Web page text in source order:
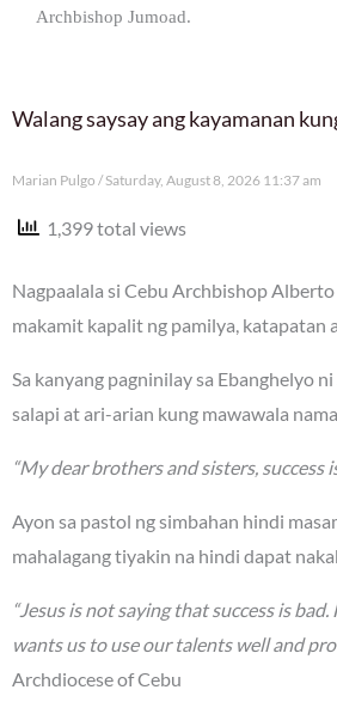
Archbishop Jumoad.
Walang saysay ang kayamanan
Marian Pulgo Saturday, August 8, 2026 11:37 am
1,399 total views
Nagpaalala si Cebu Archbishop
makamit kapalit ng pamilya, katapatan
Sa kanyang pagninilay sa Ebanghelyo
salapi at ari-arian kung mawawala
“My dear brothers and sisters,
Ayon sa pastol ng simbahan hindi
mahalagang tiyakin na hindi dapat
“Jesus is not saying that success is
wants us to use our talents well and
Archdiocese of Cebu